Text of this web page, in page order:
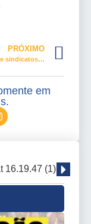
PRÓXIMO
TST analisa se sindicatos terão direito a justiça gratuita
em